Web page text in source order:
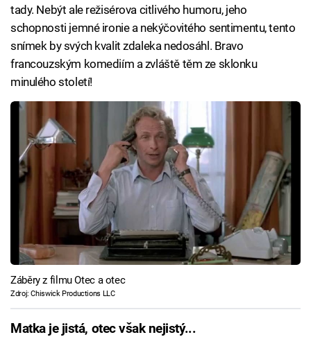
tady. Nebýt ale režisérova citlivého humoru, jeho
schopnosti jemné ironie a nekýčovitého sentimentu, tento
snímek by svých kvalit zdaleka nedosáhl. Bravo
francouzským komediím a zvláště těm ze sklonku
minulého století!
Záběry z filmu Otec a otec
Zdroj: Chiswick Productions LLC
Matka je jistá, otec však nejistý...